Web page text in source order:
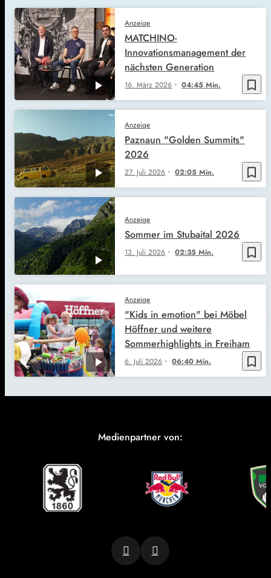
bookmark_border
Anzeige
16. März 2026 04:45 Min.
MATCHINO-
Innovationsmanagement der
nächsten Generation
bookmark_border
Anzeige
27. Juli 2026 02:05 Min.
Paznaun "Golden Summits"
2026
bookmark_border
Anzeige
13. Juli 2026 02:35 Min.
Sommer im Stubaital 2026
bookmark_border
Anzeige
6. Juli 2026 06:40 Min.
"Kids in emotion" bei Möbel
Höffner und weitere
Sommerhighlights in Freiham
Medienpartner von: